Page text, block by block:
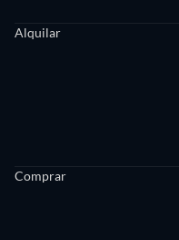
Alquilar
Comprar